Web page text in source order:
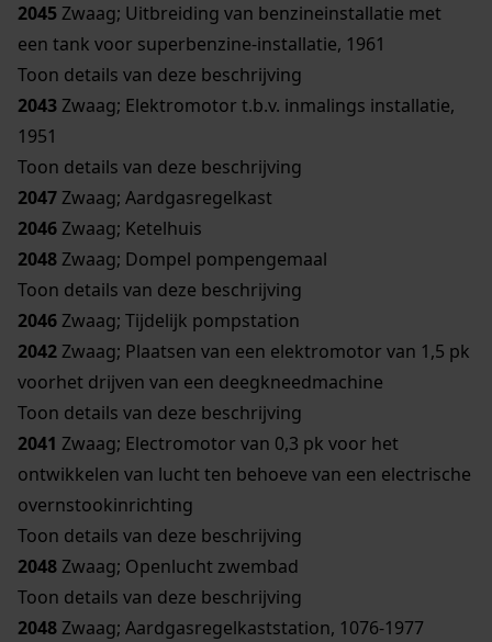
2045Zwaag; Uitbreiding van benzineinstallatie met
een tank voor superbenzine-installatie, 1961
Toon details van deze beschrijving
2043Zwaag; Elektromotor t.b.v. inmalings installatie,
1951
Toon details van deze beschrijving
2047Zwaag; Aardgasregelkast
2046Zwaag; Ketelhuis
2048Zwaag; Dompel pompengemaal
Toon details van deze beschrijving
2046Zwaag; Tijdelijk pompstation
2042Zwaag; Plaatsen van een elektromotor van 1,5 pk
voorhet drijven van een deegkneedmachine
Toon details van deze beschrijving
2041 Zwaag; Electromotor van 0,3 pk voor het
ontwikkelen van lucht ten behoeve van een electrische
overnstookinrichting
Toon details van deze beschrijving
2048Zwaag; Openlucht zwembad
Toon details van deze beschrijving
2048Zwaag; Aardgasregelkaststation, 1076-1977